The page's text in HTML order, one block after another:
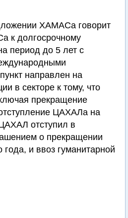
ХАМАСа говорит
к долгосрочному
период до 5 лет с
направлен на
в секторе к тому, что
прекращение
ЦАХАЛа на
отступил в
о прекращении
года, и ввоз гуманитарной